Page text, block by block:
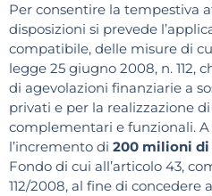
Per consentire la tempestiva
disposizioni si prevede
compatibile, delle misure di
legge 25 giugno 2008, n. 112,
di agevolazioni finanziarie a
privati e per la realizzazione
complementari e funzionali.
l’incremento di 200 milioni di
Fondo di cui all’articolo 43,
112/2008, al fine di concedere